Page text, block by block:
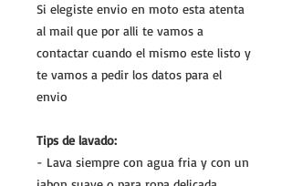
Si elegiste envio en moto esta atenta
al mail que por alli te vamos a
contactar cuando el mismo este listo y
te vamos a pedir los datos para el
envio
Tips de lavado:
- Lava siempre con agua fria y con un